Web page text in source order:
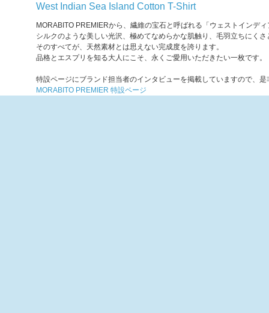
West Indian Sea Island Cotton T-Shirt
MORABITO PREMIERから、繊維の宝石と呼ばれる「ウェストインデ
シルクのような美しい光沢、極めてなめらかな肌触り、毛羽立ちにくさ
そのすべてが、天然素材とは思えない完成度を誇ります。
品格とエスプリを知る大人にこそ、永くご愛用いただきたい一枚です。
特設ページにブランド担当者のインタビューを掲載していますので、是
MORABITO PREMIER 特設ページ